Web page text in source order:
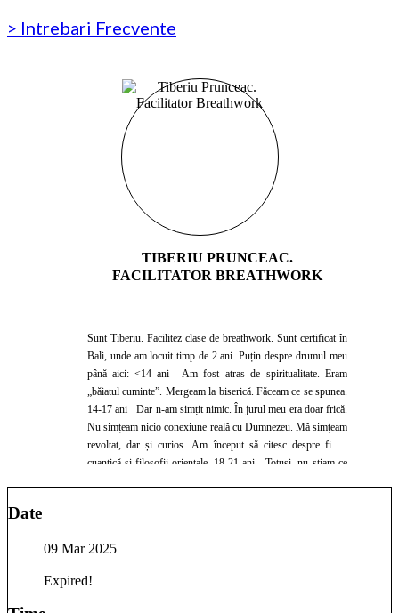
> Intrebari Frecvente
TIBERIU PRUNCEAC.
FACILITATOR BREATHWORK
Sunt Tiberiu. Facilitez clase de breathwork. Sunt certificat în
Bali, unde am locuit timp de 2 ani. Puțin despre drumul meu
până aici: <14 ani Am fost atras de spiritualitate. Eram
„băiatul cuminte”. Mergeam la biserică. Făceam ce se spunea.
14-17 ani Dar n-am simțit nimic. În jurul meu era doar frică.
Nu simțeam nicio conexiune reală cu Dumnezeu. Mă simțeam
revoltat, dar și curios. Am început să citesc despre fizica
cuantică și filosofii orientale. 18-21 ani Totuși, nu știam ce
câteva săptămâni. Intenția mea era să mă conectez cu
căutam. 21-24 ani După Peru, lucrurile au devenit dificile.
Date
09 Mar 2025
Expired!